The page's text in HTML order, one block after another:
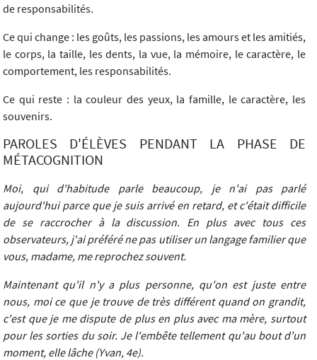
de responsabilités.
Ce qui change : les goûts, les passions, les amours et les amitiés,
le corps, la taille, les dents, la vue, la mémoire, le caractère, le
comportement, les responsabilités.
Ce qui reste : la couleur des yeux, la famille, le caractère, les
souvenirs.
PAROLES D'ÉLÈVES PENDANT LA PHASE DE
MÉTACOGNITION
Moi, qui d'habitude parle beaucoup, je n'ai pas parlé
aujourd'hui parce que je suis arrivé en retard, et c'était difficile
de se raccrocher à la discussion. En plus avec tous ces
observateurs, j'ai préféré ne pas utiliser un langage familier que
vous, madame, me reprochez souvent.
Maintenant qu'il n'y a plus personne, qu'on est juste entre
nous, moi ce que je trouve de très différent quand on grandit,
c'est que je me dispute de plus en plus avec ma mère, surtout
pour les sorties du soir. Je l'embête tellement qu'au bout d'un
moment, elle lâche (Yvan, 4e).